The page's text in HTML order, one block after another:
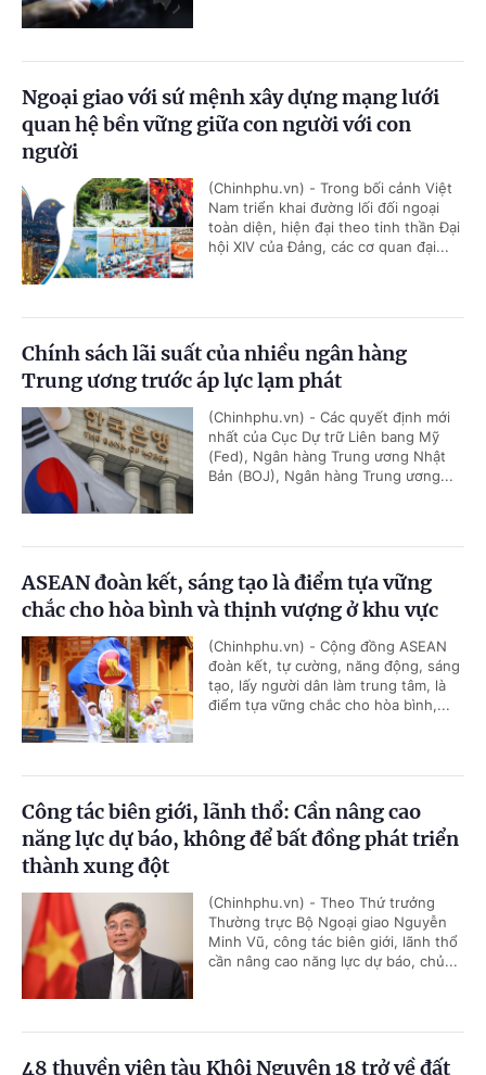
Ngoại giao với sứ mệnh xây dựng mạng lưới
quan hệ bền vững giữa con người với con
người
(Chinhphu.vn) - Trong bối cảnh Việt
Nam triển khai đường lối đối ngoại
toàn diện, hiện đại theo tinh thần Đại
hội XIV của Đảng, các cơ quan đại...
Chính sách lãi suất của nhiều ngân hàng
Trung ương trước áp lực lạm phát
(Chinhphu.vn) - Các quyết định mới
nhất của Cục Dự trữ Liên bang Mỹ
(Fed), Ngân hàng Trung ương Nhật
Bản (BOJ), Ngân hàng Trung ương...
ASEAN đoàn kết, sáng tạo là điểm tựa vững
chắc cho hòa bình và thịnh vượng ở khu vực
(Chinhphu.vn) - Cộng đồng ASEAN
đoàn kết, tự cường, năng động, sáng
tạo, lấy người dân làm trung tâm, là
điểm tựa vững chắc cho hòa bình,...
Công tác biên giới, lãnh thổ: Cần nâng cao
năng lực dự báo, không để bất đồng phát triển
thành xung đột
(Chinhphu.vn) - Theo Thứ trưởng
Thường trực Bộ Ngoại giao Nguyễn
Minh Vũ, công tác biên giới, lãnh thổ
cần nâng cao năng lực dự báo, chủ...
48 thuyền viên tàu Khôi Nguyên 18 trở về đất